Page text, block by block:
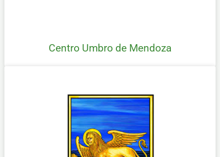
Centro Umbro de Mendoza